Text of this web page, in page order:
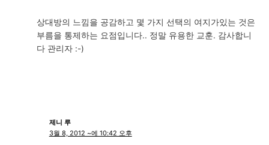
상대방의 느낌을 공감하고 몇 가지 선택의 여지가있는 것은
부름을 통제하는 요점입니다.. 정말 유용한 교훈. 감사합니
다 관리자 :-)
제니 루
3월 8, 2012 ~에 10:42 오후